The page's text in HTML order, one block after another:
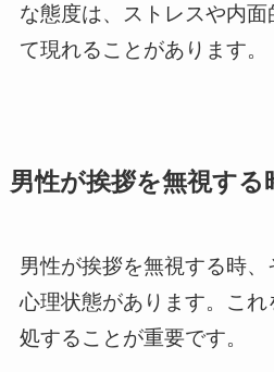
な態度は、ストレスや内
て現れることがあります。
男性が挨拶を無視する
男性が挨拶を無視する時
心理状態があります。こ
処することが重要です。